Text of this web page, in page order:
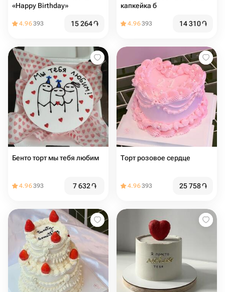
«Happy Birthday»
4.96393 15 264֏
капкейка б
4.96393 14 310֏
Бенто торт мы тебя любим
4.96393 7 632֏
Торт розовое сердце
4.96393 25 758֏